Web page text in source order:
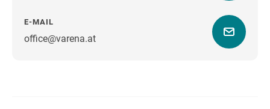
E-MAIL
office@varena.at